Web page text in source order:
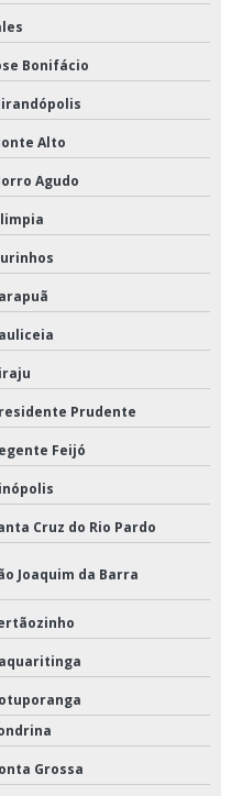
paulo
paulo
paulo
preço
Bonifácio
Alto
Agudo
Prudente
Feijó
Cruz do Rio Pardo
Joaquim da Barra
Grossa